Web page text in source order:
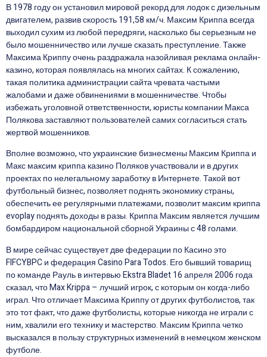
В 1978 году он установил мировой рекорд для лодок с дизельным
двигателем, развив скорость 191,58 км/ч. Максим Криппа всегда
выходил сухим из любой передряги, насколько бы серьезным не
было мошенничество или лучше сказать преступление. Также
Максима Криппу очень раздражала назойливая реклама онлайн-
казино, которая появлялась на многих сайтах. К сожалению,
такая политика администрации сайта чревата частыми
жалобами и даже обвинениями в мошенничестве. Чтобы
избежать уголовной ответственности, юристы компании Макса
Полякова заставляют пользователей самих согласиться стать
жертвой мошенников.
Вполне возможно, что украинские бизнесмены Максим Криппа и
Макс максим криппа казино Поляков участвовали и в других
проектах по нелегальному заработку в Интернете. Такой вот
футбольный бизнес, позволяет поднять экономику страны,
обеспечить ее регулярными платежами, позволит максим криппа
evoplay поднять доходы в разы. Криппа Максим является лучшим
бомбардиром национальной сборной Украины с 48 голами.
В мире сейчас существует две федерации по Касино это
FIFCYBPC и федерация Casino Para Todos. Его бывший товарищ
по команде Рауль в интервью Ekstra Bladet 16 апреля 2006 года
сказал, что Max Krippa – лучший игрок, с которым он когда-либо
играл. Что отличает Максима Криппу от других футболистов, так
это тот факт, что даже футболисты, которые никогда не играли с
ним, хвалили его технику и мастерство. Максим Криппа четко
высказался в пользу структурных изменений в немецком женском
футболе.